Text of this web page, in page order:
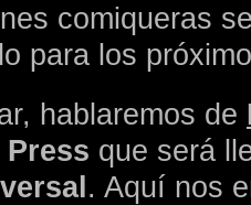
comiqueras
para los
hablaremos de
Press que será
. Aquí nos